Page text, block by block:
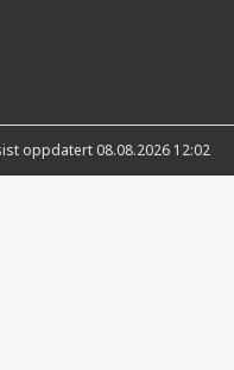
oppdatert 08.08.2026 12:02